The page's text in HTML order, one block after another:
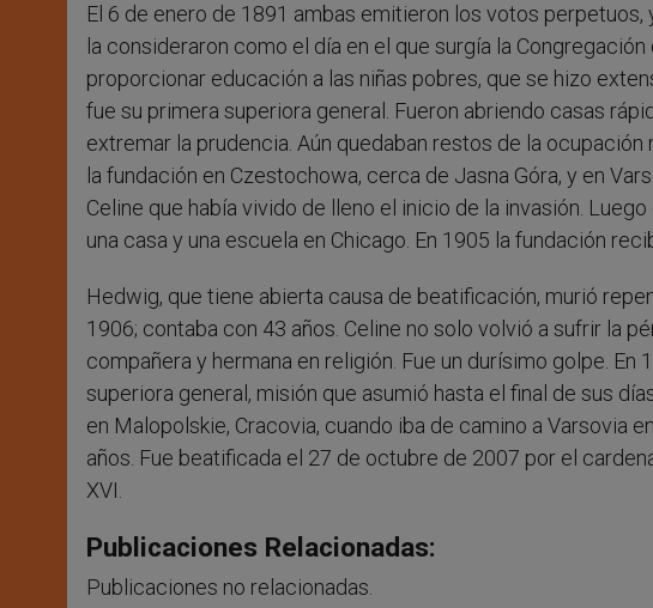
El 6 de enero de 1891 ambas emitieron los votos
la consideraron como el día en el que surgía la
proporcionar educación a las niñas pobres, que se hizo
fue su primera superiora general. Fueron abriendo casas
extremar la prudencia. Aún quedaban restos de la
la fundación en Czestochowa, cerca de Jasna Góra, y en
Celine que había vivido de lleno el inicio de la invasión.
una casa y una escuela en Chicago. En 1905 la fundación
Hedwig, que tiene abierta causa de beatificación, murió
1906; contaba con 43 años. Celine no solo volvió a sufrir la
compañera y hermana en religión. Fue un durísimo golpe.
superiora general, misión que asumió hasta el final de sus
en Malopolskie, Cracovia, cuando iba de camino a Varsovia
años. Fue beatificada el 27 de octubre de 2007 por el
XVI.
Publicaciones Relacionadas:
Publicaciones no relacionadas.